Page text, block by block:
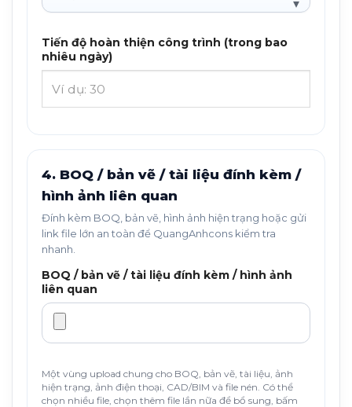
Tiến độ hoàn thiện công trình (trong bao
nhiêu ngày)
4. BOQ / bản vẽ / tài liệu đính kèm /
hình ảnh liên quan
Đính kèm BOQ, bản vẽ, hình ảnh hiện trạng hoặc gửi
link file lớn an toàn để QuangAnhcons kiểm tra
nhanh.
BOQ / bản vẽ / tài liệu đính kèm / hình ảnh
liên quan
Một vùng upload chung cho BOQ, bản vẽ, tài liệu, ảnh
hiện trạng, ảnh điện thoại, CAD/BIM và file nén. Có thể
chọn nhiều file, chọn thêm file lần nữa để bổ sung, bấm